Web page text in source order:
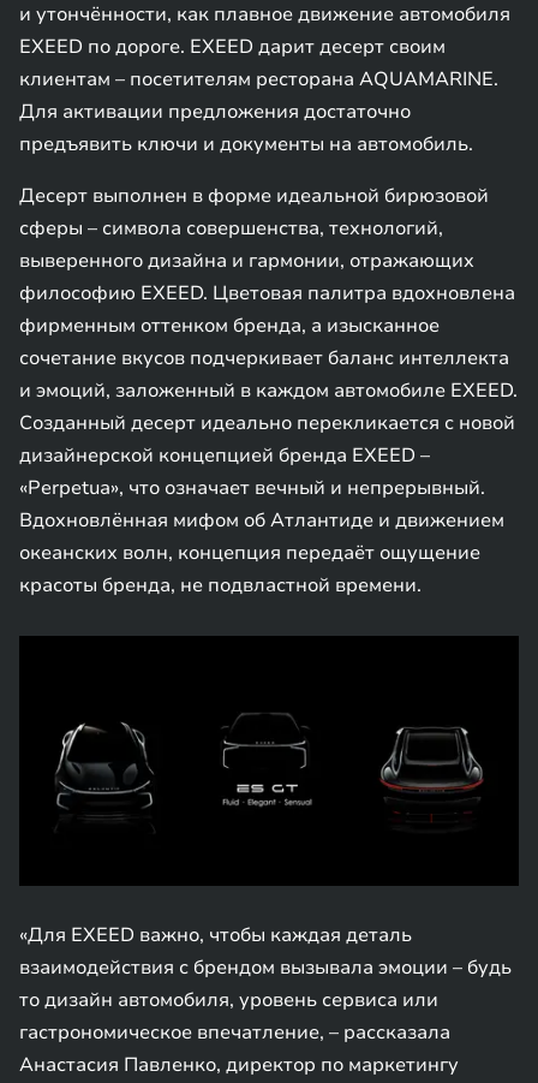
и утончённости, как плавное движение автомобиля
EXEED по дороге. EXEED дарит десерт своим
клиентам – посетителям ресторана AQUAMARINE.
Для активации предложения достаточно
предъявить ключи и документы на автомобиль.
Десерт выполнен в форме идеальной бирюзовой
сферы – символа совершенства, технологий,
выверенного дизайна и гармонии, отражающих
философию EXEED. Цветовая палитра вдохновлена
фирменным оттенком бренда, а изысканное
сочетание вкусов подчеркивает баланс интеллекта
и эмоций, заложенный в каждом автомобиле EXEED.
Созданный десерт идеально перекликается с новой
дизайнерской концепцией бренда EXEED –
«Perpetua», что означает вечный и непрерывный.
Вдохновлённая мифом об Атлантиде и движением
океанских волн, концепция передаёт ощущение
красоты бренда, не подвластной времени.
«Для EXEED важно, чтобы каждая деталь
взаимодействия с брендом вызывала эмоции – будь
то дизайн автомобиля, уровень сервиса или
гастрономическое впечатление, – рассказала
Анастасия Павленко, директор по маркетингу